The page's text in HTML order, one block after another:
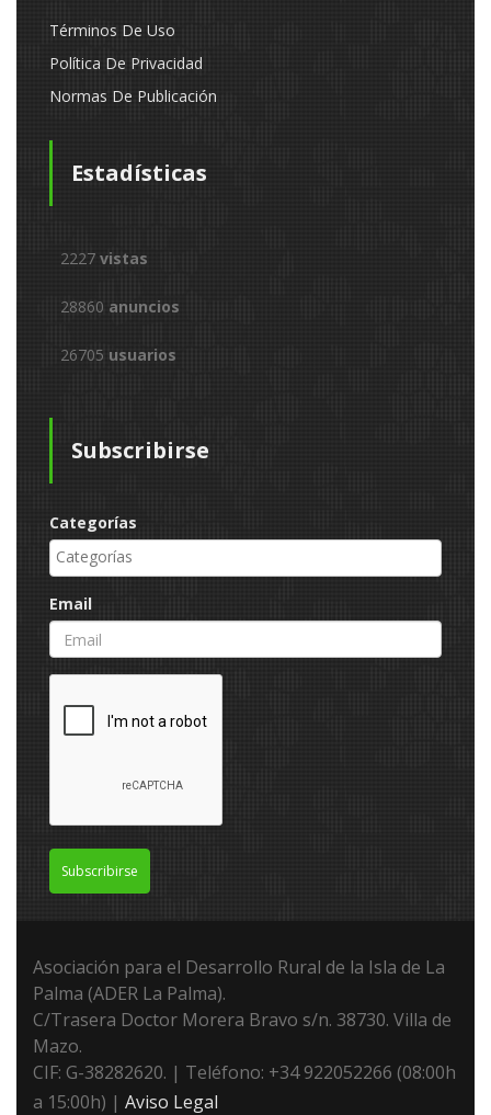
Términos De Uso
Política De Privacidad
Normas De Publicación
Estadísticas
2227 vistas
28860 anuncios
26705 usuarios
Subscribirse
Categorías
Email
Subscribirse
Asociación para el Desarrollo Rural de la Isla de La
Palma (ADER La Palma).
C/Trasera Doctor Morera Bravo s/n. 38730. Villa de
Mazo.
CIF: G-38282620. | Teléfono: +34 922052266 (08:00h
a 15:00h) | Aviso Legal